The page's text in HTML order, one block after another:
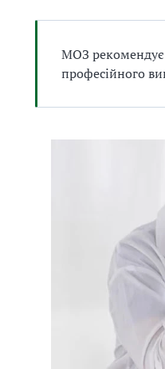
МОЗ рекомендує
професійного